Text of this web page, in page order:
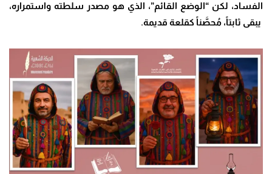
الفساد، لكن “الوضع القائم”، الذي هو مصدر سلطته واستمراره،
يبقى ثابتاً، مُحصَّناً كقلعة قديمة.